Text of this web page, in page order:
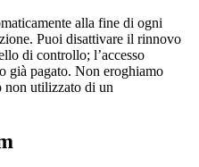
alla fine di ogni
Puoi disattivare il rinnovo
di controllo; l’accesso
già pagato. Non eroghiamo
non utilizzato di un